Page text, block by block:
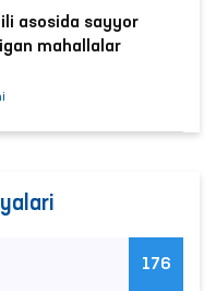
asosida sayyor
mahallalar
176